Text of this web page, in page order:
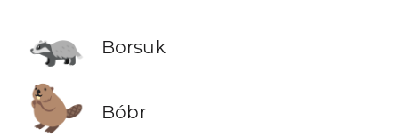
🦡 Borsuk
🦫 Bóbr